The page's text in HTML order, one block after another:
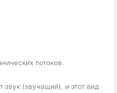
потоков.
звук (звучащий), и этот вид